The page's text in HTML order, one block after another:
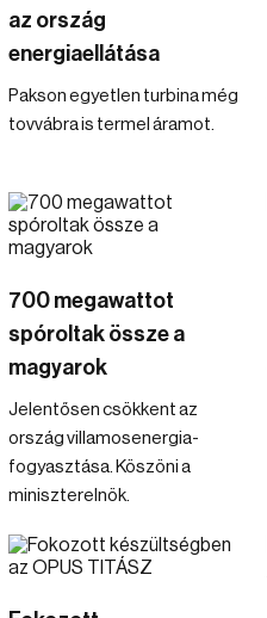
az ország
energiaellátása
Pakson egyetlen turbina még
tovvábra is termel áramot.
700 megawattot
spóroltak össze a
magyarok
Jelentősen csökkent az
ország villamosenergia-
fogyasztása. Köszöni a
miniszterelnök.